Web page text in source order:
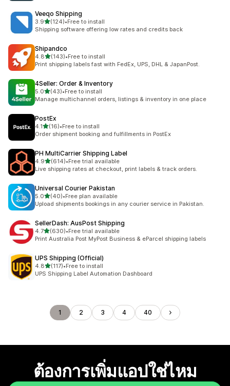
Veeqo Shipping
3.9เต็ม 5 ดาว
(124)
ทั้งหมด 124 รีวิว
•Free to install
Shipping software offering low rates and credits back
Shipandco
4.8เต็ม 5 ดาว
(143)
ทั้งหมด 143 รีวิว
•Free to install
Print shipping labels fast with FedEx, UPS, DHL & JapanPost.
4Seller: Order & Inventory
5.0เต็ม 5 ดาว
(43)
ทั้งหมด 43 รีวิว
•Free to install
Manage multichannel orders, listings & inventory in one place
PostEx
4.1เต็ม 5 ดาว
(16)
ทั้งหมด 16 รีวิว
•Free to install
Order shipment booking and fulfillments in PostEx
PH MultiCarrier Shipping Label
4.9เต็ม 5 ดาว
(614)
ทั้งหมด 614 รีวิว
•Free trial available
Live shipping rates at checkout, print labels & track orders.
Universal Courier Pakistan
5.0เต็ม 5 ดาว
(40)
ทั้งหมด 40 รีวิว
•Free plan available
Upload shipments bookings in any courier service in Pakistan.
SellerDash: AusPost Shipping
4.7เต็ม 5 ดาว
(630)
ทั้งหมด 630 รีวิว
•Free trial available
Print Australia Post MyPost Business & eParcel shipping labels
UPS Shipping (Official)
4.8เต็ม 5 ดาว
(117)
ทั้งหมด 117 รีวิว
•Free to install
UPS Shipping Label Automation Dashboard
1 2 3 4 40
ต้องการเพิ่มแอปใช่ไหม